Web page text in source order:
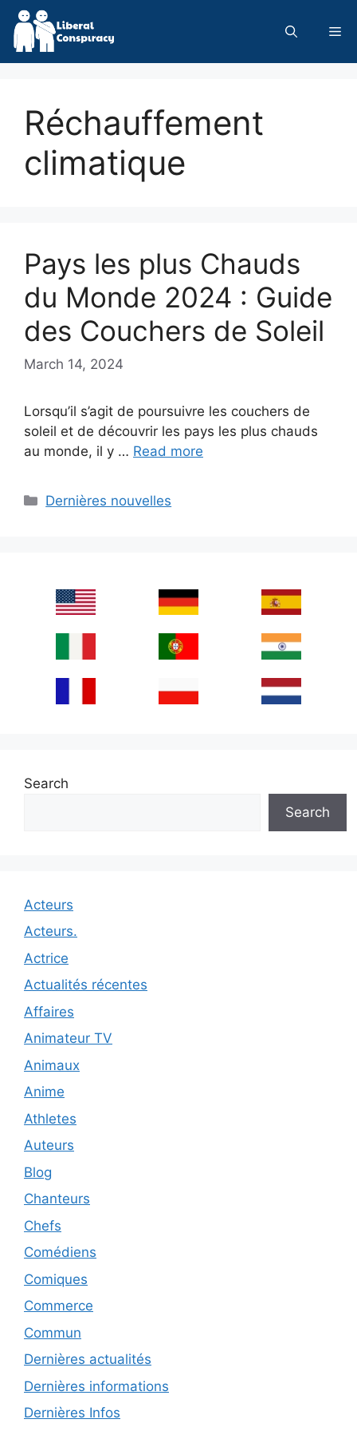
Skip
content
Réchauffement
climatique
Pays les plus Chauds
du Monde 2024 : Guide
des Couchers de Soleil
March 14, 2024
Lorsqu’il s’agit de poursuivre les couchers de
soleil et de découvrir les pays les plus chauds
au monde, il y … Read more
Categories
Dernières nouvelles
Search
Search
Acteurs
Acteurs.
Actrice
Actualités récentes
Affaires
Animateur TV
Animaux
Anime
Athletes
Auteurs
Blog
Chanteurs
Chefs
Comédiens
Comiques
Commerce
Commun
Dernières actualités
Dernières informations
Dernières Infos